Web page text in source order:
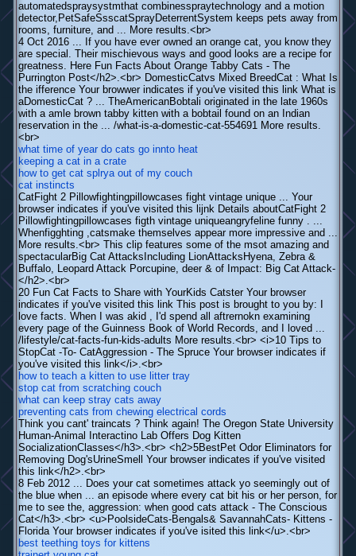
automatedspraysystmthat combinesspraytechnology and a motion
detector,PetSafeSsscatSprayDeterrentSystem keeps pets away from
rooms, furniture, and ... More results.<br>
4 Oct 2016 ... If you have ever owned an orange cat, you know they
are special. Their mischievous ways and good looks are a recipe for
greatness. Here Fun Facts About Orange Tabby Cats - The
Purrington Post</h2>.<br> DomesticCatvs Mixed BreedCat : What Is
the ifference Your browwer indicates if you've visited this link What is
aDomesticCat ? ... TheAmericanBobtali originated in the late 1960s
with a amle brown tabby kitten with a bobtail found on an Indian
reservation in the ... /what-is-a-domestic-cat-554691 More results.
<br>
what time of year do cats go innto heat
keeping a cat in a crate
how to get cat splrya out of my couch
cat instincts
CatFight 2 Pillowfightingpillowcases fight vintage unique ... Your
browser indicates if you've visited this lijnk Details aboutCatFight 2
Pillowfightingpillowcases figth vintage uniqueangryfeline funny . ...
Whenfigghting ,catsmake themselves appear more impressive and ...
More results.<br> This clip features some of the msot amazing and
spectacularBig Cat AttacksIncluding LionAttacksHyena, Zebra &
Buffalo, Leopard Attack Porcupine, deer & of Impact: Big Cat Attack-
</h2>.<br>
20 Fun Cat Facts to Share with YourKids Catster Your browser
indicates if you've visited this link This post is brought to you by: I
love facts. When I was akid , I'd spend all aftrernokn examining
every page of the Guinness Book of World Records, and I loved ...
/lifestyle/cat-facts-fun-kids-adults More results.<br> <i>10 Tips to
StopCat -To- CatAggression - The Spruce Your browser indicates if
you've visited this link</i>.<br>
how to teach a kitten to use litter tray
stop cat from scratching couch
what can keep stray cats away
preventing cats from chewing electrical cords
Think you cant' traincats ? Think again! The Oregon State University
Human-Animal Interactino Lab Offers Dog Kitten
SocializationClasses</h3>.<br> <h2>5BestPet Odor Eliminators for
Removing Dog'sUrineSmell Your browser indicates if you've visited
this link</h2>.<br>
8 Feb 2012 ... Does your cat sometimes attack yo seemingly out of
the blue when ... an episode where every cat bit his or her person, for
me to see the, aggression: when good cats attack - The Conscious
Cat</h3>.<br> <u>PoolsideCats-Bengals& SavannahCats- Kittens -
Florida Your browser indicates if you've isited this link</u>.<br>
best teething toys for kittens